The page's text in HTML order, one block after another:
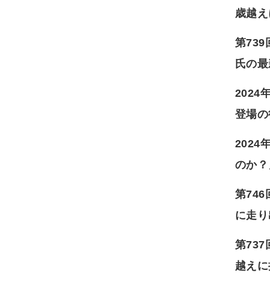
歳越
第739
氏の
2024
登場
2024
のか
第746
に走
第737
越え